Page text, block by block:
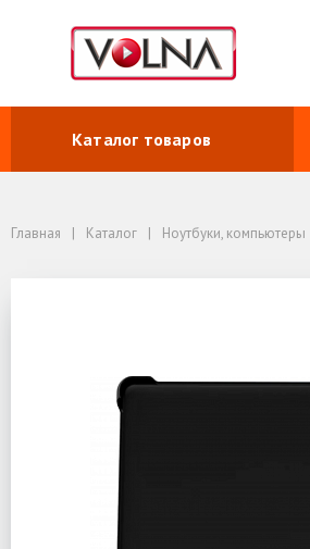
Каталог товаров
Главная Каталог Ноутбуки, компьютеры